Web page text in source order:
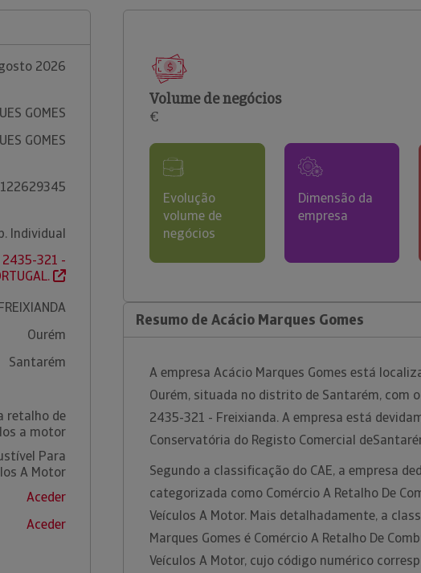
comerciais e
2026
GOMES
GOMES
122629345
Individual
2435-321 -
Ourém
Santarém
retalho de
a motor
Para
A Motor
Aceder
Aceder
Volume de negócios
€
Evolução
volume de
negócios
Dimensão da
empresa
Resumo de Acácio Marques Gomes
A empresa Acácio Marques Gomes está
Ourém, situada no distrito de Santarém, com
2435-321 - Freixianda. A empresa está
Conservatória do Registo Comercial
Segundo a classificação do CAE, a empresa
categorizada como Comércio A Retalho De
Veículos A Motor. Mais detalhadamente, a
Marques Gomes é Comércio A Retalho De
Veículos A Motor, cujo código numérico